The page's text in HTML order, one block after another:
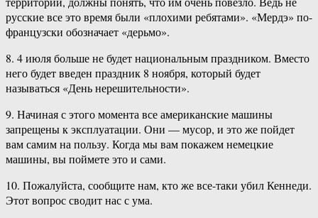
русские все это время были «плохими ребятами». «Мердэ» по-
французски обозначает «дерьмо».
8. 4 июля больше не будет национальным праздником. Вместо
него будет введен праздник 8 ноября, который будет
называться «День нерешительности».
9. Начиная с этого момента все американские машины
запрещены к эксплуатации. Они — мусор, и это же пойдет
вам самим на пользу. Когда мы вам покажем немецкие
машины, вы поймете это и сами.
10. Пожалуйста, сообщите нам, кто же все-таки убил Кеннеди.
Этот вопрос сводит нас с ума.